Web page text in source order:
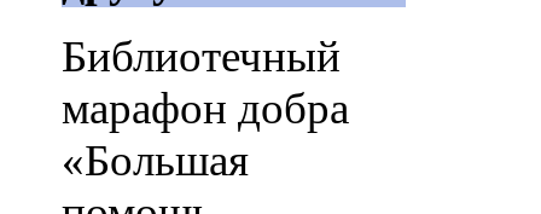
Библиотечный
марафон добра
«Большая